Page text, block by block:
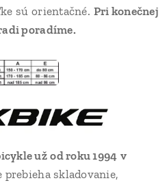
sú orientačné. Pri konečnej
poradíme.
už od roku 1994 v
prebieha skladovanie,